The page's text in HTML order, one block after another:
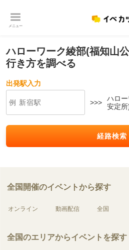
メニュー
ハローワーク綾部(福知山
行き方を調べる
出発駅入力
>>>
ハロ
安定所
経路検索
全国開催のイベントから探す
オンライン 動画配信 全国
全国のエリアからイベントを探す